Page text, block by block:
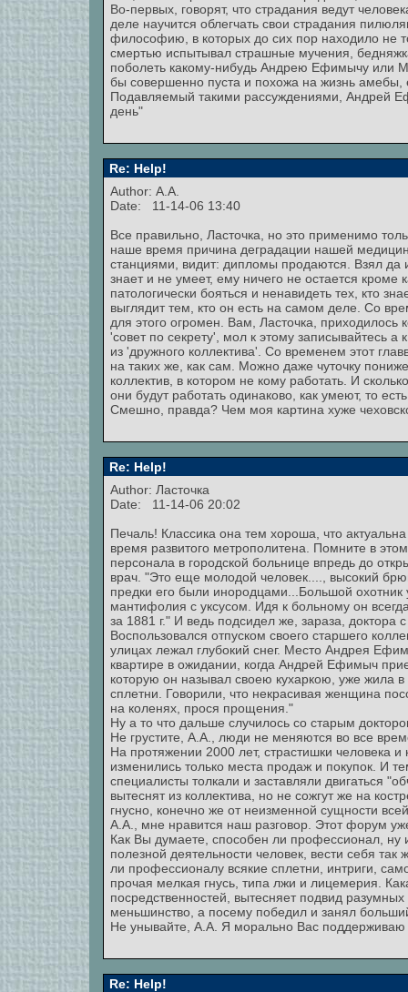
Во-первых, говорят, что страдания ведут
деле научится облегчать свои страдания
философию, в которых до сих пор находило не
смертью испытывал страшные мучения,
поболеть какому-нибудь Андрею Ефимычу или
бы совершенно пуста и похожа на жизнь амебы,
Подавляемый такими рассуждениями, Андрей
день"
Re: Help!
Author: А.А.
Date: 11-14-06 13:40
Все правильно, Ласточка, но это применимо
наше время причина деградации нашей
станциями, видит: дипломы продаются. Взял да
знает и не умеет, ему ничего не остается кроме
патологически бояться и ненавидеть тех, кто
выглядит тем, кто он есть на самом деле. Со
для этого огромен. Вам, Ласточка, приходилось
'совет по секрету', мол к этому записывайтесь
из 'дружного коллектива'. Со временем этот
на таких же, как сам. Можно даже чуточку
коллектив, в котором не кому работать. И
они будут работать одинаково, как умеют, то
Смешно, правда? Чем моя картина хуже
Re: Help!
Author: Ласточка
Date: 11-14-06 20:02
Печаль! Классика она тем хороша, что
время развитого метрополитена. Помните в
персонала в городской больнице впредь до
врач. "Это еще молодой человек...., высокий
предки его были инородцами...Большой охотник
мантифолия с уксусом. Идя к больному он
за 1881 г." И ведь подсидел же, зараза,
Воспользовался отпуском своего старшего
улицах лежал глубокий снег. Место Андрея
квартире в ожидании, когда Андрей Ефимыч
которую он называл своею кухаркою, уже жила
сплетни. Говорили, что некрасивая женщина
на коленях, прося прощения."
Ну а то что дальше случилось со старым
Не грустите, А.А., люди не меняются во все
На протяжении 2000 лет, страстишки человека
изменились только места продаж и покупок. И
специалисты толкали и заставляли двигаться
вытеснят из коллектива, но не сожгут же на
гнусно, конечно же от неизменной сущности
А.А., мне нравится наш разговор. Этот форум
Как Вы думаете, способен ли профессионал, ну
полезной деятельности человек, вести себя
ли профессионалу всякие сплетни, интриги,
прочая мелкая гнусь, типа лжи и лицемерия.
посредственностей, вытесняет подвид
меньшинство, а посему победил и занял
Не унывайте, А.А. Я морально Вас
Re: Help!